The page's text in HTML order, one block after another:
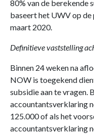
80% van de berekende
baseert het UWV op
maart 2020.
Definitieve vaststelling
Binnen 24 weken na
NOW is toegekend
subsidie aan te vragen.
accountantsverklaring
125.000 of als het
accountantsverklaring